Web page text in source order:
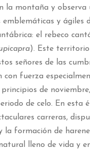
la montaña y observa
emblemáticas y ágiles
el rebeco
). Este
señores de las
con fuerza
de
de celo. En esta
carreras,
la formación de
lleno de vida y